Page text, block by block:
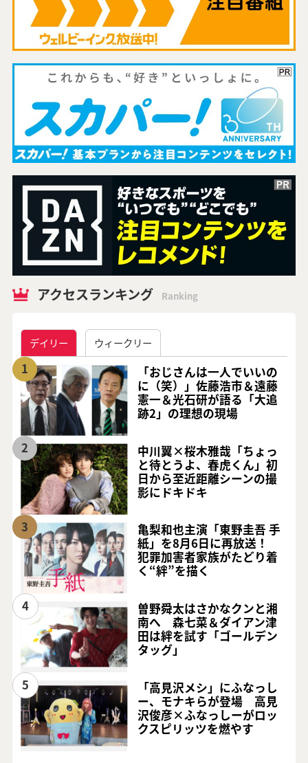
アクセスランキング Ranking
デイリー ウィークリー
1
「おじさんは一人でいいの
に（笑）」佐藤浩市＆遠藤
憲一＆光石研が語る「大追
跡2」の理想の現場
2
中川翼×桜木雅哉「ちょっ
と待とうよ、春虎くん」初
日から至近距離シーンの撮
影にドキドキ
3
亀梨和也主演「東野圭吾 手
紙」を8月6日に再放送！
犯罪加害者家族がたどり着
く“絆”を描く
4
曽野舜太はさかなクンと湘
南へ 森七菜＆ダイアン津
田は絆を試す「ゴールデン
タッグ」
5
「高見沢メシ」にふなっし
ー、モナキらが登場 高見
沢俊彦×ふなっしーがロッ
クスピリッツを燃やす